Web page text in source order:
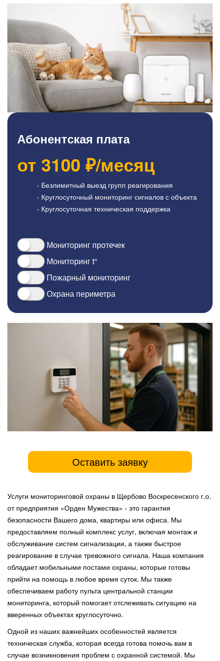
Абонентская плата
от 3100 ₽/месяц
- Безлимитный выезд групп реагирования
- Круглосуточный мониторинг сигналов с объекта
- Круглосуточная техническая поддержка
Мониторинг протечек
Мониторинг t°
Пожарный мониторинг
Охрана периметра
Оставить заявку
Услуги мониторинговой охраны в Щербово Воскресенского г.о.
от предприятия «Орден Мужества» - это гарантия
безопасности Вашего дома, квартиры или офиса. Мы
предоставляем полный комплекс услуг, включая монтаж и
обслуживание систем сигнализации, а также быстрое
реагирование в случае тревожного сигнала. Наша компания
обладает мобильными постами охраны, которые готовы
прийти на помощь в любое время суток. Мы также
обеспечиваем работу пульта центральной станции
мониторинга, который помогает отслеживать ситуацию на
вверенных объектах круглосуточно.
Одной из наших важнейших особенностей является
техническая служба, которая всегда готова помочь вам в
случае возникновения проблем с охранной системой. Мы